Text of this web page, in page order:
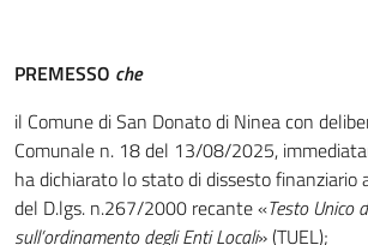
PREMESSO che
il Comune di San Donato di Ninea con
Comunale n. 18 del 13/08/2025,
ha dichiarato lo stato di dissesto finanziario
del D.lgs. n.267/2000 recante «Testo Unico
sull’ordinamento degli Enti Locali» (TUEL);